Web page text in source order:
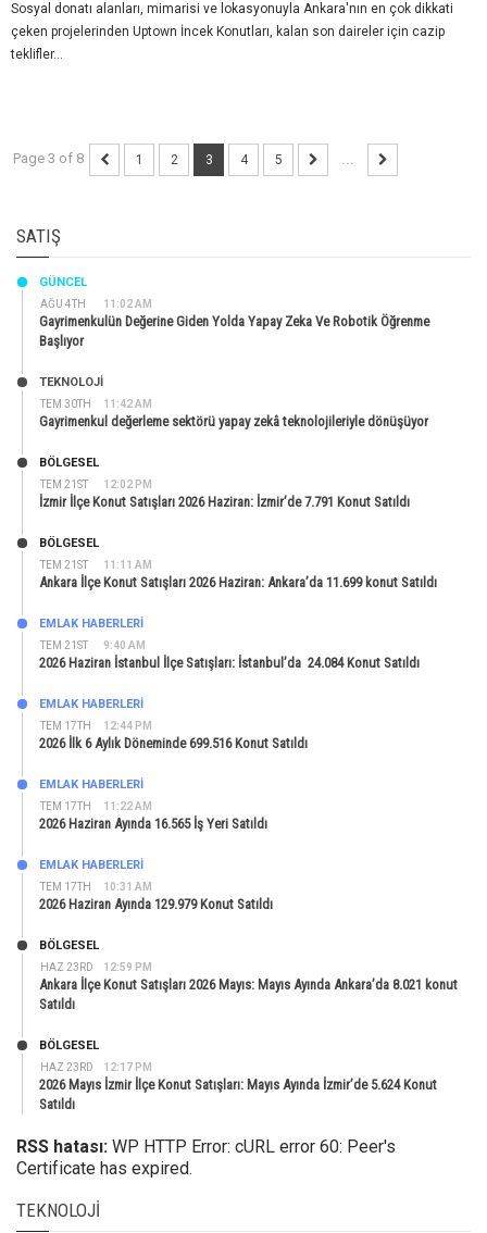
Sosyal donatı alanları, mimarisi ve lokasyonuyla Ankara'nın en çok dikkati
çeken projelerinden Uptown İncek Konutları, kalan son daireler için cazip
teklifler...
Page 3 of 8 1 2 3 4 5 ...
SATIŞ
AĞU 4TH 11:02 AM
GÜNCEL
Gayrimenkulün Değerine Giden Yolda Yapay Zeka Ve Robotik Öğrenme
Başlıyor
TEM 30TH 11:42 AM
TEKNOLOJİ
Gayrimenkul değerleme sektörü yapay zekâ teknolojileriyle dönüşüyor
TEM 21ST 12:02 PM
BÖLGESEL
İzmir İlçe Konut Satışları 2026 Haziran: İzmir’de 7.791 Konut Satıldı
TEM 21ST 11:11 AM
BÖLGESEL
Ankara İlçe Konut Satışları 2026 Haziran: Ankara’da 11.699 konut Satıldı
TEM 21ST 9:40 AM
EMLAK HABERLERI
2026 Haziran İstanbul İlçe Satışları: İstanbul’da 24.084 Konut Satıldı
TEM 17TH 12:44 PM
EMLAK HABERLERI
2026 İlk 6 Aylık Döneminde 699.516 Konut Satıldı
TEM 17TH 11:22 AM
EMLAK HABERLERI
2026 Haziran Ayında 16.565 İş Yeri Satıldı
TEM 17TH 10:31 AM
EMLAK HABERLERI
2026 Haziran Ayında 129.979 Konut Satıldı
HAZ 23RD 12:59 PM
BÖLGESEL
Ankara İlçe Konut Satışları 2026 Mayıs: Mayıs Ayında Ankara’da 8.021 konut
Satıldı
HAZ 23RD 12:17 PM
BÖLGESEL
2026 Mayıs İzmir İlçe Konut Satışları: Mayıs Ayında İzmir’de 5.624 Konut
Satıldı
RSS hatası: WP HTTP Error: cURL error 60: Peer's
Certificate has expired.
TEKNOLOJI